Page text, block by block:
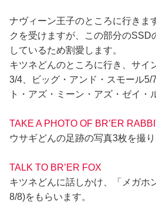
ナヴィーン王子のところに行きま
クを受けますが、この部分のSSD
しているため割愛します。
キツネどんのところに行き、サイ
3/4、ビッグ・アンド・スモール5/
ト・アズ・ミーン・アズ・ゼイ・
TAKE A PHOTO OF BR’ER
ウサギどんの足跡の写真3枚を撮り
TALK TO BR’ER FOX
キツネどんに話しかけ、「メガホ
8/8)をもらいます。